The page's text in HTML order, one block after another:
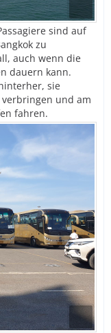
sind auf
zu
auch wenn die
dauern kann.
sie
und am
fahren.